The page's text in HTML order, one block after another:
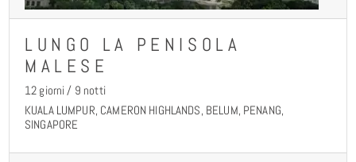
LUNGO LA PENISOLA
MALESE
12 giorni / 9 notti
KUALA LUMPUR, CAMERON HIGHLANDS, BELUM, PENANG,
SINGAPORE